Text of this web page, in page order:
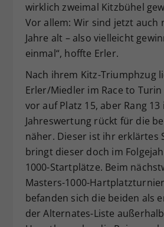
wirklich zweimal Kitzbühel
Vor allem: Wir sind jetzt auch
Jahre alt – also vielleicht
einmal“, hoffte Erler.
Nach ihrem Kitz-Triumphzug
Erler/Miedler im Race to
vor auf Platz 15, aber Rang 13
Jahreswertung rückt für die
näher. Dieser ist ihr erklärtes
bringt dieser doch im
1000-Startplätze. Beim
Masters-1000-
befanden sich die beiden als
der Alternates-Liste